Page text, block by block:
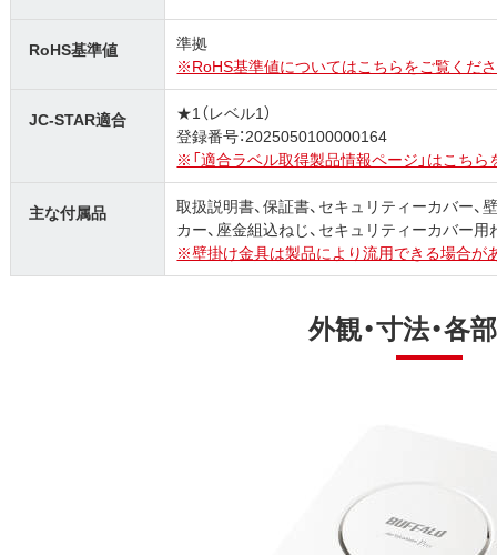
RoHS基準値
準拠
※RoHS基準値についてはこちらをご覧くだ
JC-STAR適合
★1（レベル1）
登録番号：2025050100000164
※「適合ラベル取得製品情報ページ」はこちら
主な付属品
取扱説明書、保証書、セキュリティーカバー、
カー、座金組込ねじ、セキュリティーカバー
※壁掛け金具は製品により流用できる場合が
外観・寸法・各